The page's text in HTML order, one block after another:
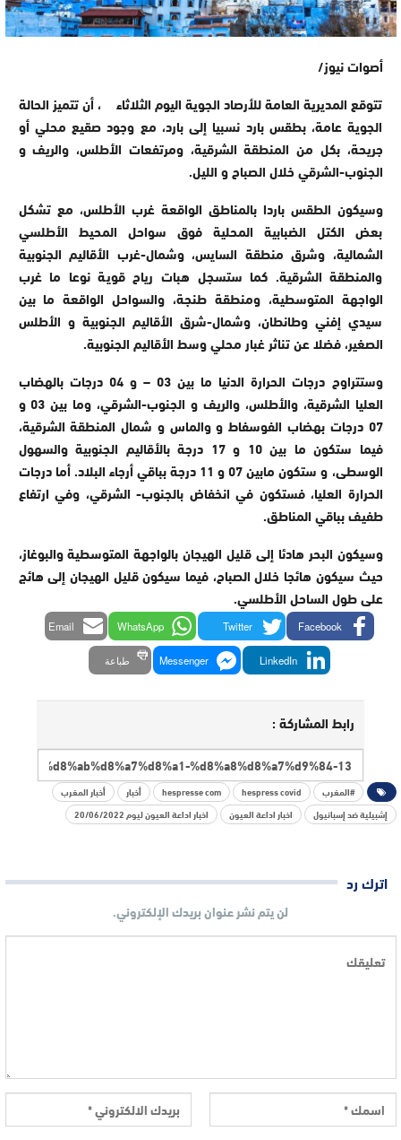
أصوات نيوز/
تتوقع المديرية العامة للأرصاد الجوية اليوم الثلاثاء ، أن تتميز الحالة
الجوية عامة، بطقس بارد نسبيا إلى بارد، مع وجود صقيع محلي أو
جريحة، بكل من المنطقة الشرقية، ومرتفعات الأطلس، والريف و
الجنوب-الشرقي خلال الصباح و الليل.
وسيكون الطقس باردا بالمناطق الواقعة غرب الأطلس، مع تشكل
بعض الكتل الضبابية المحلية فوق سواحل المحيط الأطلسي
الشمالية، وشرق منطقة السايس، وشمال-غرب الأقاليم الجنوبية
والمنطقة الشرقية. كما ستسجل هبات رياح قوية نوعا ما غرب
الواجهة المتوسطية، ومنطقة طنجة، والسواحل الواقعة ما بين
سيدي إفني وطانطان، وشمال-شرق الأقاليم الجنوبية و الأطلس
الصغير، فضلا عن تناثر غبار محلي وسط الأقاليم الجنوبية.
وستتراوح درجات الحرارة الدنيا ما بين 03 – و 04 درجات بالهضاب
العليا الشرقية، والأطلس، والريف و الجنوب-الشرقي، وما بين 03 و
07 درجات بهضاب الفوسفاط و والماس و شمال المنطقة الشرقية،
فيما ستكون ما بين 10 و 17 درجة بالأقاليم الجنوبية والسهول
الوسطى، و ستكون مابين 07 و 11 درجة بباقي أرجاء البلاد. أما درجات
الحرارة العليا، فستكون في انخفاض بالجنوب- الشرقي، وفي ارتفاع
طفيف بباقي المناطق.
وسيكون البحر هادئا إلى قليل الهيجان بالواجهة المتوسطية والبوغاز،
حيث سيكون هائجا خلال الصباح، فيما سيكون قليل الهيجان إلى هائج
على طول الساحل الأطلسي.
Facebook
Twitter
WhatsApp
Email
LinkedIn
Messenger طباعة
رابط المشاركة :
#المغرب hespress covid
hespresse com أخبار
أخبار المغرب
إشبيلية ضد إسبانيول
اخبار اداعة العيون اخبار اداعة العيون ليوم 20/06/2022
اترك رد
لن يتم نشر عنوان بريدك الإلكتروني.